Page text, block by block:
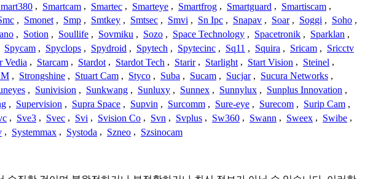
, Smartcam , Smartec , Smarteye , Smartfrog , Smartguard , Smartiscam ,
, Smonet , Smp , Smtkey , Smtsec , Smvi , Sn Ipc , Snapav , Soar , Soggi , Soho ,
, Sotion , Soullife , Sovmiku , Sozo , Space Technology , Spacetronik , Sparklan ,
Spycam , Spyclops , Spydroid , Spytech , Spytecinc , Sq11 , Squira , Sricam , Sricctv
Vedia , Starcam , Stardot , Stardot Tech , Starir , Starlight , Start Vision , Steinel ,
, Strongshine , Stuart Cam , Styco , Suba , Sucam , Sucjar , Sucura Networks ,
, Sunivision , Sunkwang , Sunluxy , Sunnex , Sunnylux , Sunplus Innovation ,
, Supervision , Supra Space , Supvin , Surcomm , Sure-eye , Surecom , Surip Cam ,
, Sve3 , Svec , Svi , Svision Co , Svn , Svplus , Sw360 , Swann , Sweex , Swibe ,
, Systemmax , Systoda , Szneo , Szsinocam